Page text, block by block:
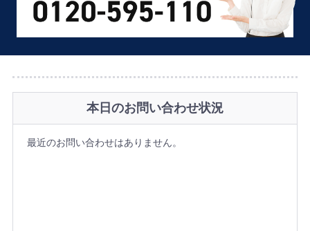
本日のお問い合わせ状況
最近のお問い合わせはありません。